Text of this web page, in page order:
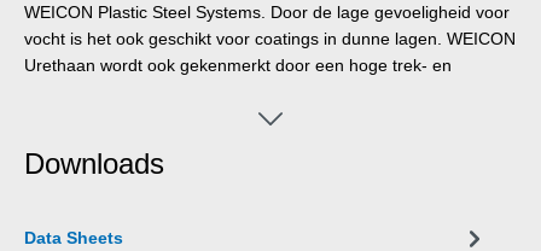
WEICON Plastic Steel Systems. Door de lage gevoeligheid voor
vocht is het ook geschikt voor coatings in dunne lagen. WEICON
Urethaan wordt ook gekenmerkt door een hoge trek- en
Downloads
Data Sheets